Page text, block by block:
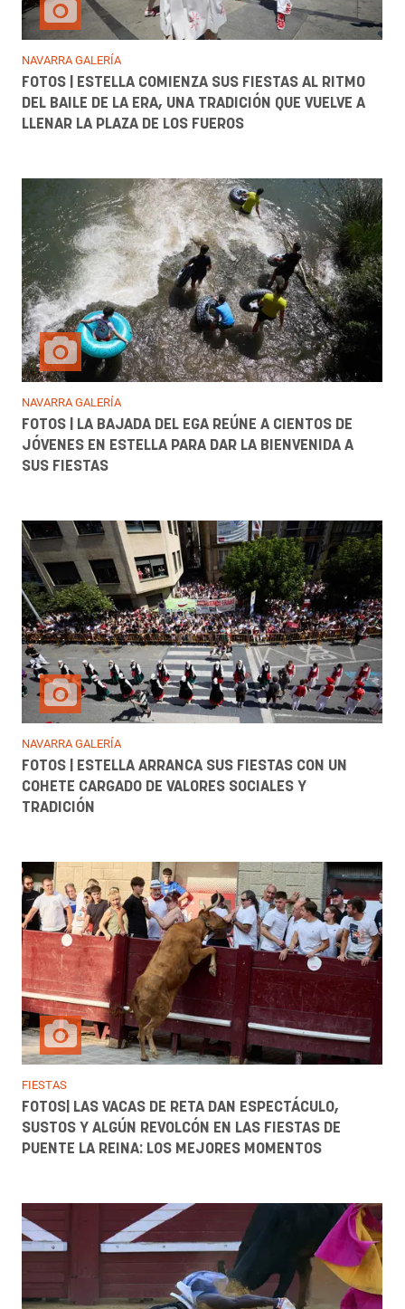
NAVARRA GALERÍA
FOTOS | ESTELLA COMIENZA SUS FIESTAS AL RITMO
DEL BAILE DE LA ERA, UNA TRADICIÓN QUE VUELVE A
LLENAR LA PLAZA DE LOS FUEROS
NAVARRA GALERÍA
FOTOS | LA BAJADA DEL EGA REÚNE A CIENTOS DE
JÓVENES EN ESTELLA PARA DAR LA BIENVENIDA A
SUS FIESTAS
NAVARRA GALERÍA
FOTOS | ESTELLA ARRANCA SUS FIESTAS CON UN
COHETE CARGADO DE VALORES SOCIALES Y
TRADICIÓN
FIESTAS
FOTOS| LAS VACAS DE RETA DAN ESPECTÁCULO,
SUSTOS Y ALGÚN REVOLCÓN EN LAS FIESTAS DE
PUENTE LA REINA: LOS MEJORES MOMENTOS